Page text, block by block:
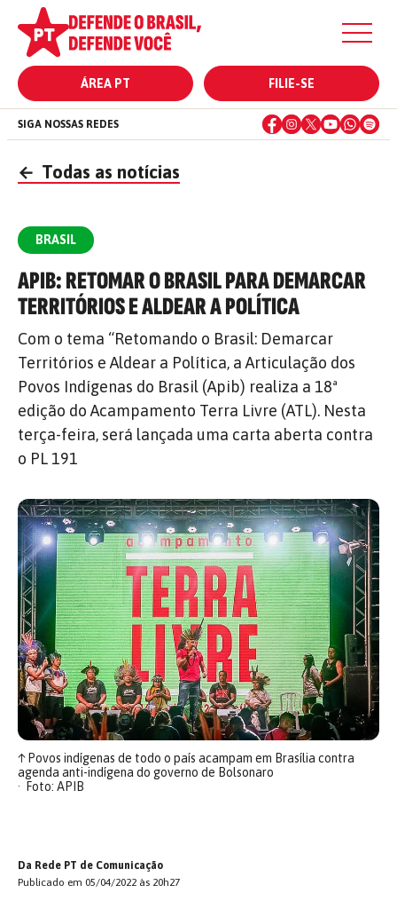
ÁREA PT FILIE-SE
SIGA NOSSAS REDES
← Todas as notícias
BRASIL
APIB: RETOMAR O BRASIL PARA DEMARCAR
TERRITÓRIOS E ALDEAR A POLÍTICA
Com o tema “Retomando o Brasil: Demarcar
Territórios e Aldear a Política, a Articulação dos
Povos Indígenas do Brasil (Apib) realiza a 18ª
edição do Acampamento Terra Livre (ATL). Nesta
terça-feira, será lançada uma carta aberta contra
o PL 191
↑Povos indígenas de todo o país acampam em Brasília contra
agenda anti-indígena do governo de Bolsonaro
Foto: APIB
Da Rede PT de Comunicação
Publicado em 05/04/2022 às 20h27